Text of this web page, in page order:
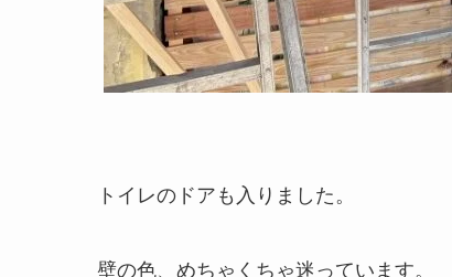
トイレのドアも入りました。
壁の色、めちゃくちゃ迷っています。